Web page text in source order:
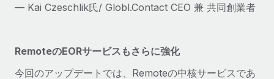
— Kai Czeschlik氏/ Globl.Contact CEO 兼 共同創業者
RemoteのEORサービスもさらに強化
今回のアップデートでは、Remoteの中核サービスであ